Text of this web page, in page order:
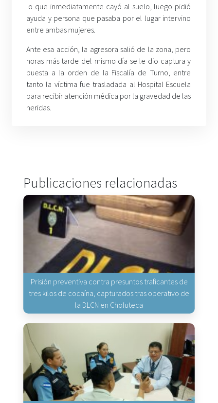
lo que inmediatamente cayó al suelo, luego pidió
ayuda y persona que pasaba por el lugar intervino
entre ambas mujeres.
Ante esa acción, la agresora salió de la zona, pero
horas más tarde del mismo día se le dio captura y
puesta a la orden de la Fiscalía de Turno, entre
tanto la víctima fue trasladada al Hospital Escuela
para recibir atención médica por la gravedad de las
heridas.
Publicaciones relacionadas
Prisión preventiva contra presuntos traficantes de
tres kilos de cocaína, capturados tras operativo de
la DLCN en Choluteca